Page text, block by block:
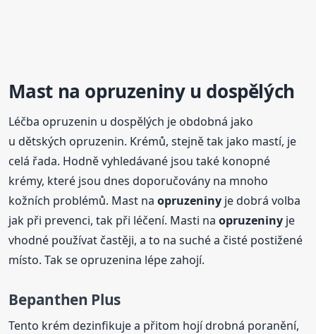
Mast na opruzeninyu dospělých
Léčba opruzenin u dospělých je obdobná jako
u dětských opruzenin. Krémů, stejně tak jako mastí, je
celá řada. Hodně vyhledávané jsou také konopné
krémy, které jsou dnes doporučovány na mnoho
kožních problémů. Mast naopruzeniny je dobrá volba
jak při prevenci, tak při léčení. Masti naopruzeniny je
vhodné používat častěji, a to na suché a čisté postižené
místo. Tak se opruzenina lépe zahojí.
Bepanthen Plus
Tento krém dezinfikuje a přitom hojí drobná poranění,